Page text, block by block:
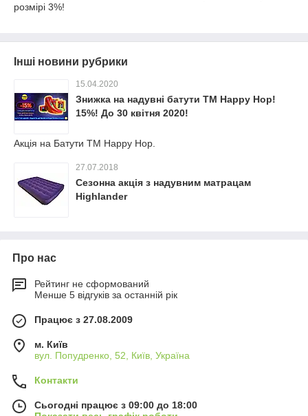
розмірі 3%!
Інші новини рубрики
15.04.2020
Знижка на надувні батути ТМ Happy Hop!
15%! До 30 квітня 2020!
Акція на Батути ТМ Happy Hop.
27.07.2018
Сезонна акція з надувним матрацам
Highlander
Про нас
Рейтинг не сформований
Менше 5 відгуків за останній рік
Працює з 27.08.2009
м. Київ
вул. Попудренко, 52, Київ, Україна
Контакти
Сьогодні працює з 09:00 до 18:00